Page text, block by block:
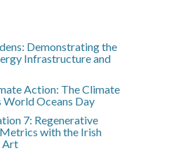
Demonstrating the
Infrastructure and
Action: The Climate
Oceans Day
7: Regenerative
with the Irish
Art